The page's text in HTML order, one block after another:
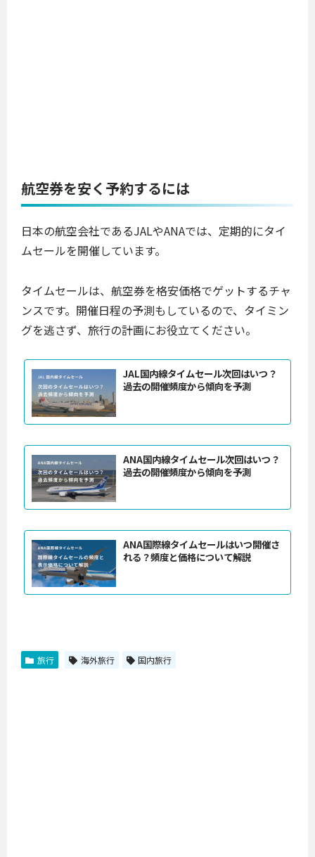
航空券を安く予約するには
日本の航空会社であるJALやANAでは、定期的にタイ
ムセールを開催しています。
タイムセールは、航空券を格安価格でゲットするチャ
ンスです。開催日程の予測もしているので、タイミン
グを逃さず、旅行の計画にお役立てください。
JAL国内線タイムセール次回はいつ？
過去の開催頻度から傾向を予測
ANA国内線タイムセール次回はいつ？
過去の開催頻度から傾向を予測
ANA国際線タイムセールはいつ開催さ
れる？頻度と価格について解説
旅行 海外旅行 国内旅行